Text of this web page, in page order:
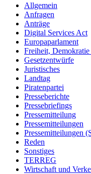
Allgemein
Anfragen
Anträge
Digital Services Act
Europaparlament
Freiheit, Demokratie
Gesetzentwürfe
Juristisches
Landtag
Piratenpartei
Presseberichte
Pressebriefings
Pressemitteilung
Pressemitteilungen
Pressemitteilungen
Reden
Sonstiges
TERREG
Wirtschaft und